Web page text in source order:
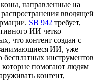
направленные на
вводящей
SB 942 требует,
ИИ четко
что контент создан с
ИИ, уже
бесплатных инструментов
помогают людям
контент,